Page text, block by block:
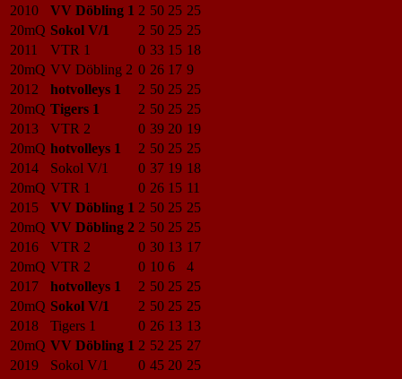
2010
VV Döbling 1 2 50 25 25
20mQ Sokol V/1 2 50 25 25
2011
VTR 1 0 33 15 18
20mQ VV Döbling 2 0 26 17 9
2012
hotvolleys 1 2 50 25 25
20mQ Tigers 1 2 50 25 25
2013
VTR 2 0 39 20 19
20mQ hotvolleys 1 2 50 25 25
2014
Sokol V/1 0 37 19 18
20mQ VTR 1 0 26 15 11
2015
VV Döbling 1 2 50 25 25
20mQ VV Döbling 2 2 50 25 25
2016
VTR 2 0 30 13 17
20mQ VTR 2 0 10 6
4
2017
hotvolleys 1 2 50 25 25
20mQ Sokol V/1 2 50 25 25
2018
Tigers 1 0 26 13 13
20mQ VV Döbling 1 2 52 25 27
2019
Sokol V/1 0 45 20 25